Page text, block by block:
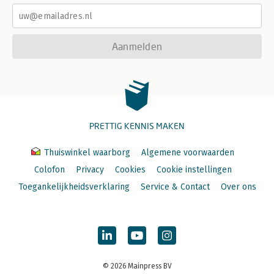
CORPORATE GOVERNANCE 193
Aanmelden
PRETTIG KENNIS MAKEN
Thuiswinkel waarborg
Algemene voorwaarden
Colofon
Privacy Cookies
Cookie instellingen
Toegankelijkheidsverklaring
Service & Contact Over ons
© 2026 Mainpress BV